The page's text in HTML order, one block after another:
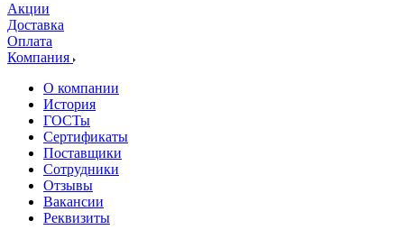
Акции
Доставка
Оплата
Компания
О компании
История
ГОСТы
Сертификаты
Поставщики
Сотрудники
Отзывы
Вакансии
Реквизиты